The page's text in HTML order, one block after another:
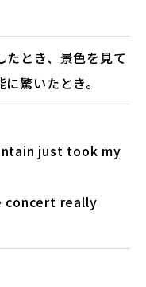
たとき、景色を見て
驚いたとき。
just took my
concert really